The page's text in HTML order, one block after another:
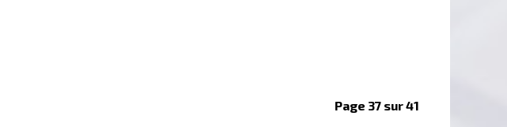
Page 37 sur 41